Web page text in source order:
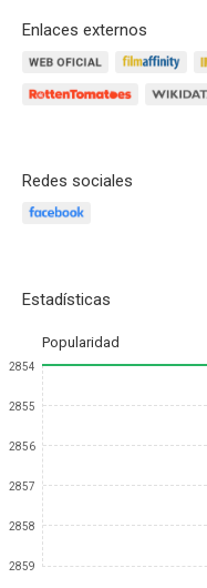
Enlaces externos
Redes sociales
Estadísticas
Popularidad
2854
2855
2856
2857
2858
2859